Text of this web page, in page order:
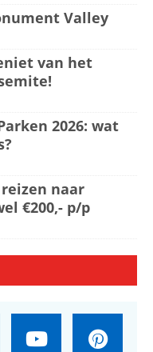
Valley
van het
2026: wat
reizen naar
€200,- p/p